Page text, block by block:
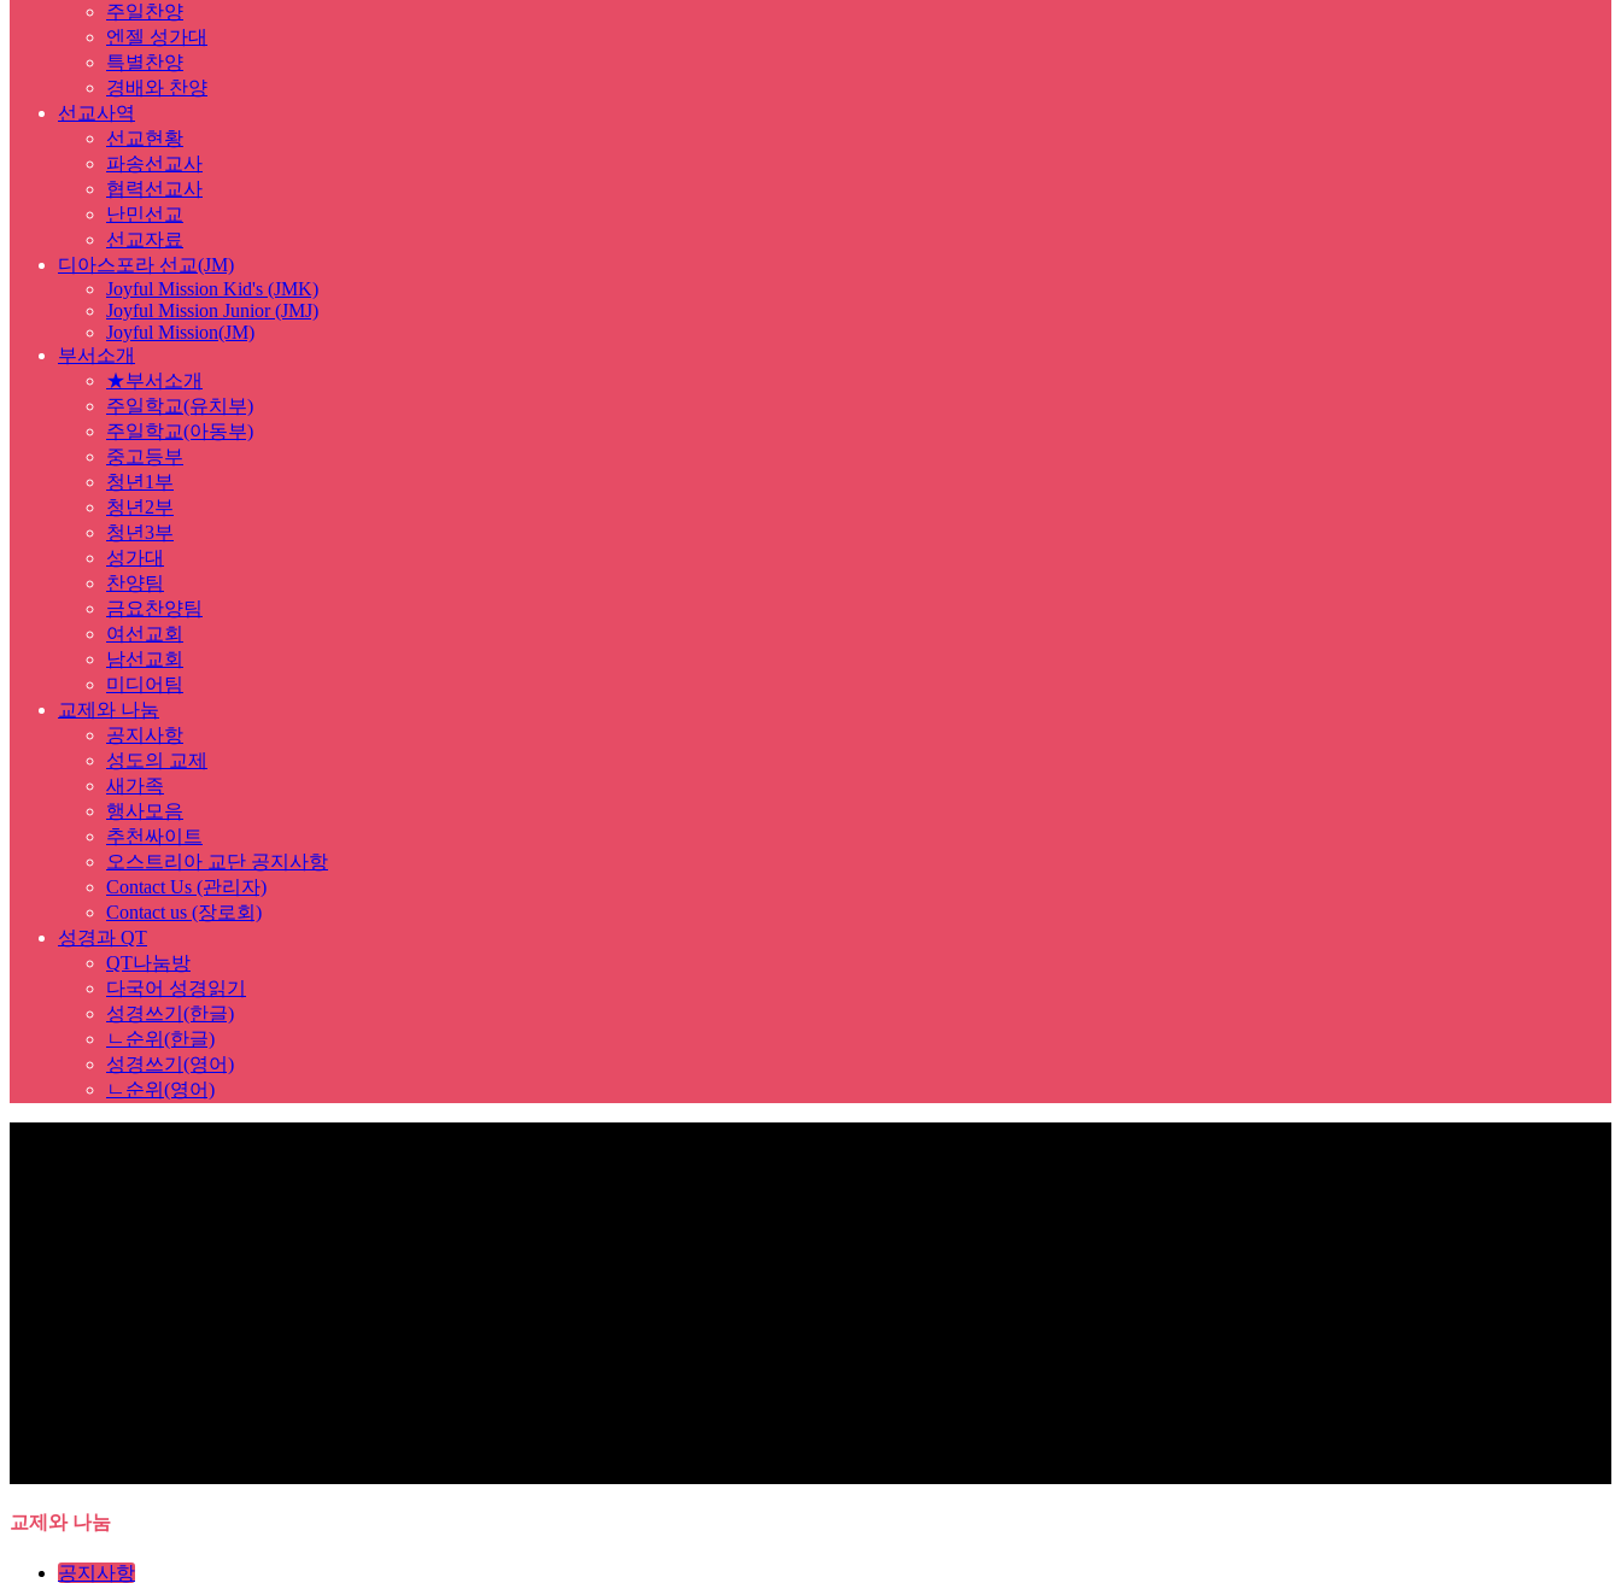
주일찬양
엔젤 성가대
특별찬양
경배와 찬양
선교사역
선교현황
파송선교사
협력선교사
난민선교
선교자료
디아스포라 선교(JM)
Joyful Mission Kid's (JMK)
Joyful Mission Junior (JMJ)
Joyful Mission(JM)
부서소개
★부서소개
주일학교(유치부)
주일학교(아동부)
중고등부
청년1부
청년2부
청년3부
성가대
찬양팀
금요찬양팀
여선교회
남선교회
미디어팀
교제와 나눔
공지사항
성도의 교제
새가족
행사모음
추천싸이트
오스트리아 교단 공지사항
Contact Us (관리자)
Contact us (장로회)
성경과 QT
QT나눔방
다국어 성경읽기
성경쓰기(한글)
ㄴ순위(한글)
성경쓰기(영어)
ㄴ순위(영어)
교제와 나눔
공지사항